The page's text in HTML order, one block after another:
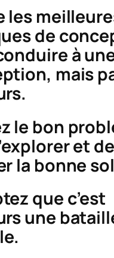
les
de
à
mais
le bon
et de
la bonne
que c’est
une